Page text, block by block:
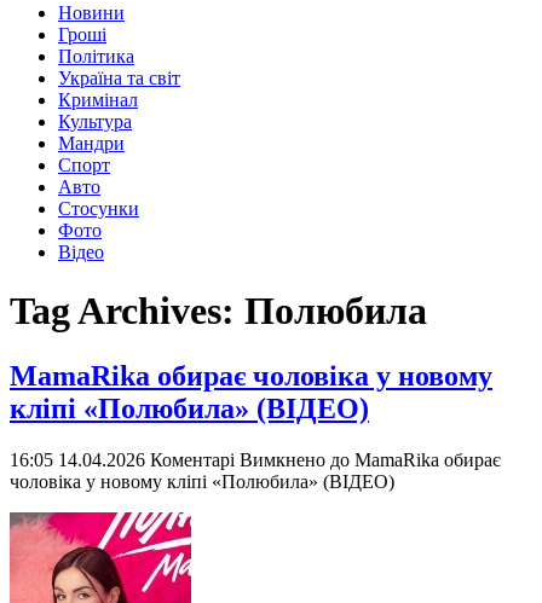
Новини
Гроші
Політика
Україна та світ
Кримінал
Культура
Мандри
Спорт
Авто
Стосунки
Фото
Відео
Tag Archives: Полюбила
MamaRika обирає чоловіка у новому
кліпі «Полюбила» (ВІДЕО)
16:05 14.04.2026 Коментарі Вимкнено до MamaRika обирає
чоловіка у новому кліпі «Полюбила» (ВІДЕО)